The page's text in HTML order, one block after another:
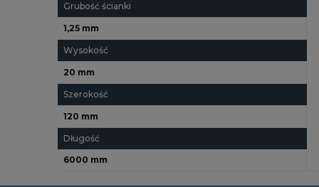
Grubość ścianki
1,25 mm
Wysokość
20 mm
Szerokość
120 mm
Długość
6000 mm